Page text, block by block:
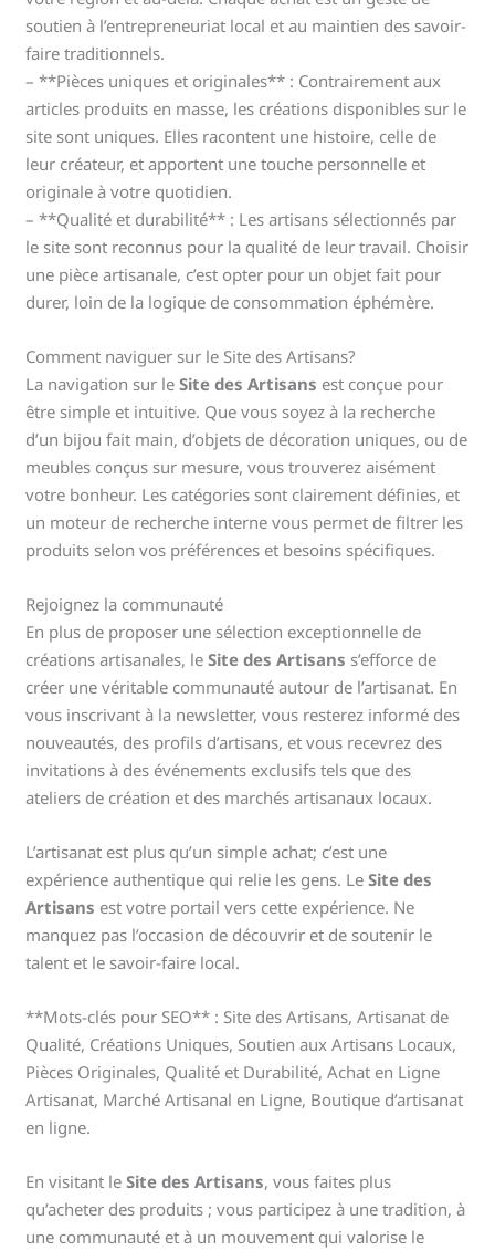
soutien à l’entrepreneuriat local et au maintien des savoir-
faire traditionnels.
– **Pièces uniques et originales** : Contrairement aux
articles produits en masse, les créations disponibles sur le
site sont uniques. Elles racontent une histoire, celle de
leur créateur, et apportent une touche personnelle et
originale à votre quotidien.
– **Qualité et durabilité** : Les artisans sélectionnés par
le site sont reconnus pour la qualité de leur travail. Choisir
une pièce artisanale, c’est opter pour un objet fait pour
durer, loin de la logique de consommation éphémère.
Comment naviguer sur le Site des Artisans?
La navigation sur leSite des Artisans est conçue pour
être simple et intuitive. Que vous soyez à la recherche
d’un bijou fait main, d’objets de décoration uniques, ou de
meubles conçus sur mesure, vous trouverez aisément
votre bonheur. Les catégories sont clairement définies, et
un moteur de recherche interne vous permet de filtrer les
produits selon vos préférences et besoins spécifiques.
Rejoignez la communauté
En plus de proposer une sélection exceptionnelle de
créations artisanales, leSite des Artisans s’efforce de
créer une véritable communauté autour de l’artisanat. En
vous inscrivant à la newsletter, vous resterez informé des
nouveautés, des profils d’artisans, et vous recevrez des
invitations à des événements exclusifs tels que des
ateliers de création et des marchés artisanaux locaux.
L’artisanat est plus qu’un simple achat; c’est une
expérience authentique qui relie les gens. LeSite des
Artisans est votre portail vers cette expérience. Ne
manquez pas l’occasion de découvrir et de soutenir le
talent et le savoir-faire local.
**Mots-clés pour SEO** : Site des Artisans, Artisanat de
Qualité, Créations Uniques, Soutien aux Artisans Locaux,
Pièces Originales, Qualité et Durabilité, Achat en Ligne
Artisanat, Marché Artisanal en Ligne, Boutique d’artisanat
en ligne.
En visitant leSite des Artisans, vous faites plus
qu’acheter des produits ; vous participez à une tradition, à
une communauté et à un mouvement qui valorise le